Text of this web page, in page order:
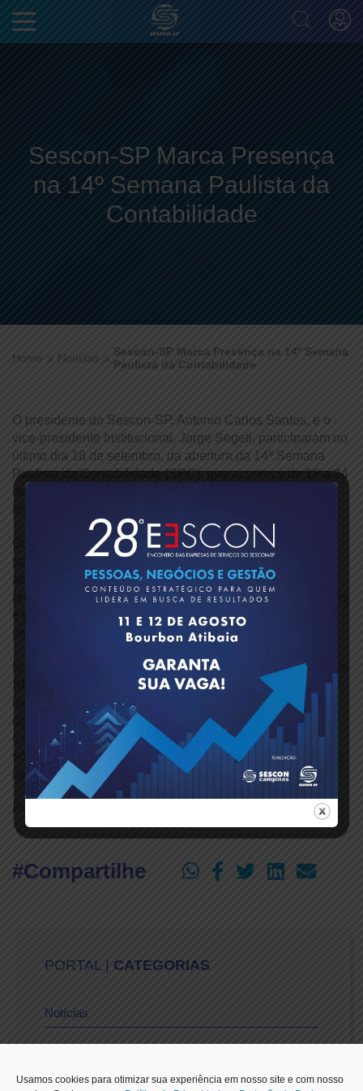
Usamos cookies para otimizar sua experiência em nosso site e com nosso
Sescon-SP Marca Presença
na 14º Semana Paulista da
Contabilidade
Home Notícias
Sescon-SP Marca Presença na 14º Semana
Paulista da Contabilidade
O presidente do Sescon-SP, Antonio Carlos Santos, e o
vice-presidente Institucional, Jorge Segeti, participaram no
último dia 18 de setembro, da abertura da 14ª Semana
Paulista da Contabilidade (SPC), que acontece de 18 a 24
de setembro, na sede do Sindcont-SP e em formato on-
Com o tema “Muito Além da Reforma Tributária: o novo
papel do profissional contábil”, a programação está em
andamento e segue até o dia 24 de setembro, reunindo
profissionais, estudantes e lideranças em debates, painéis
e palestras sobre os desafios e as oportunidades da
profissão.
Na noite de hoje, 22 de setembro, o presidente do Sescon-
SP, Antonio Carlos Santos, e o vice-presidente
institucional da Aescon-SP, Benedicto David Filho,
conduzirão no evento a palestra “A Essência da Ciência
Contábil, após a Reforma Tributária”, trazendo reflexões
sobre o papel estratégico da contabilidade no novo
cenário fiscal do país.
Publicado em: 23/09/2025
#Compartilhe
PORTAL | CATEGORIAS
Notícias